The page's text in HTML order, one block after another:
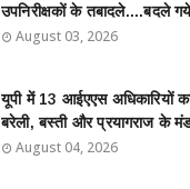
उपनिरीक्षकों के तबादले....बदले
August 03, 2026
यूपी में 13 आईएएस अधिकारियों
बरेली, बस्ती और प्रयागराज के
August 04, 2026